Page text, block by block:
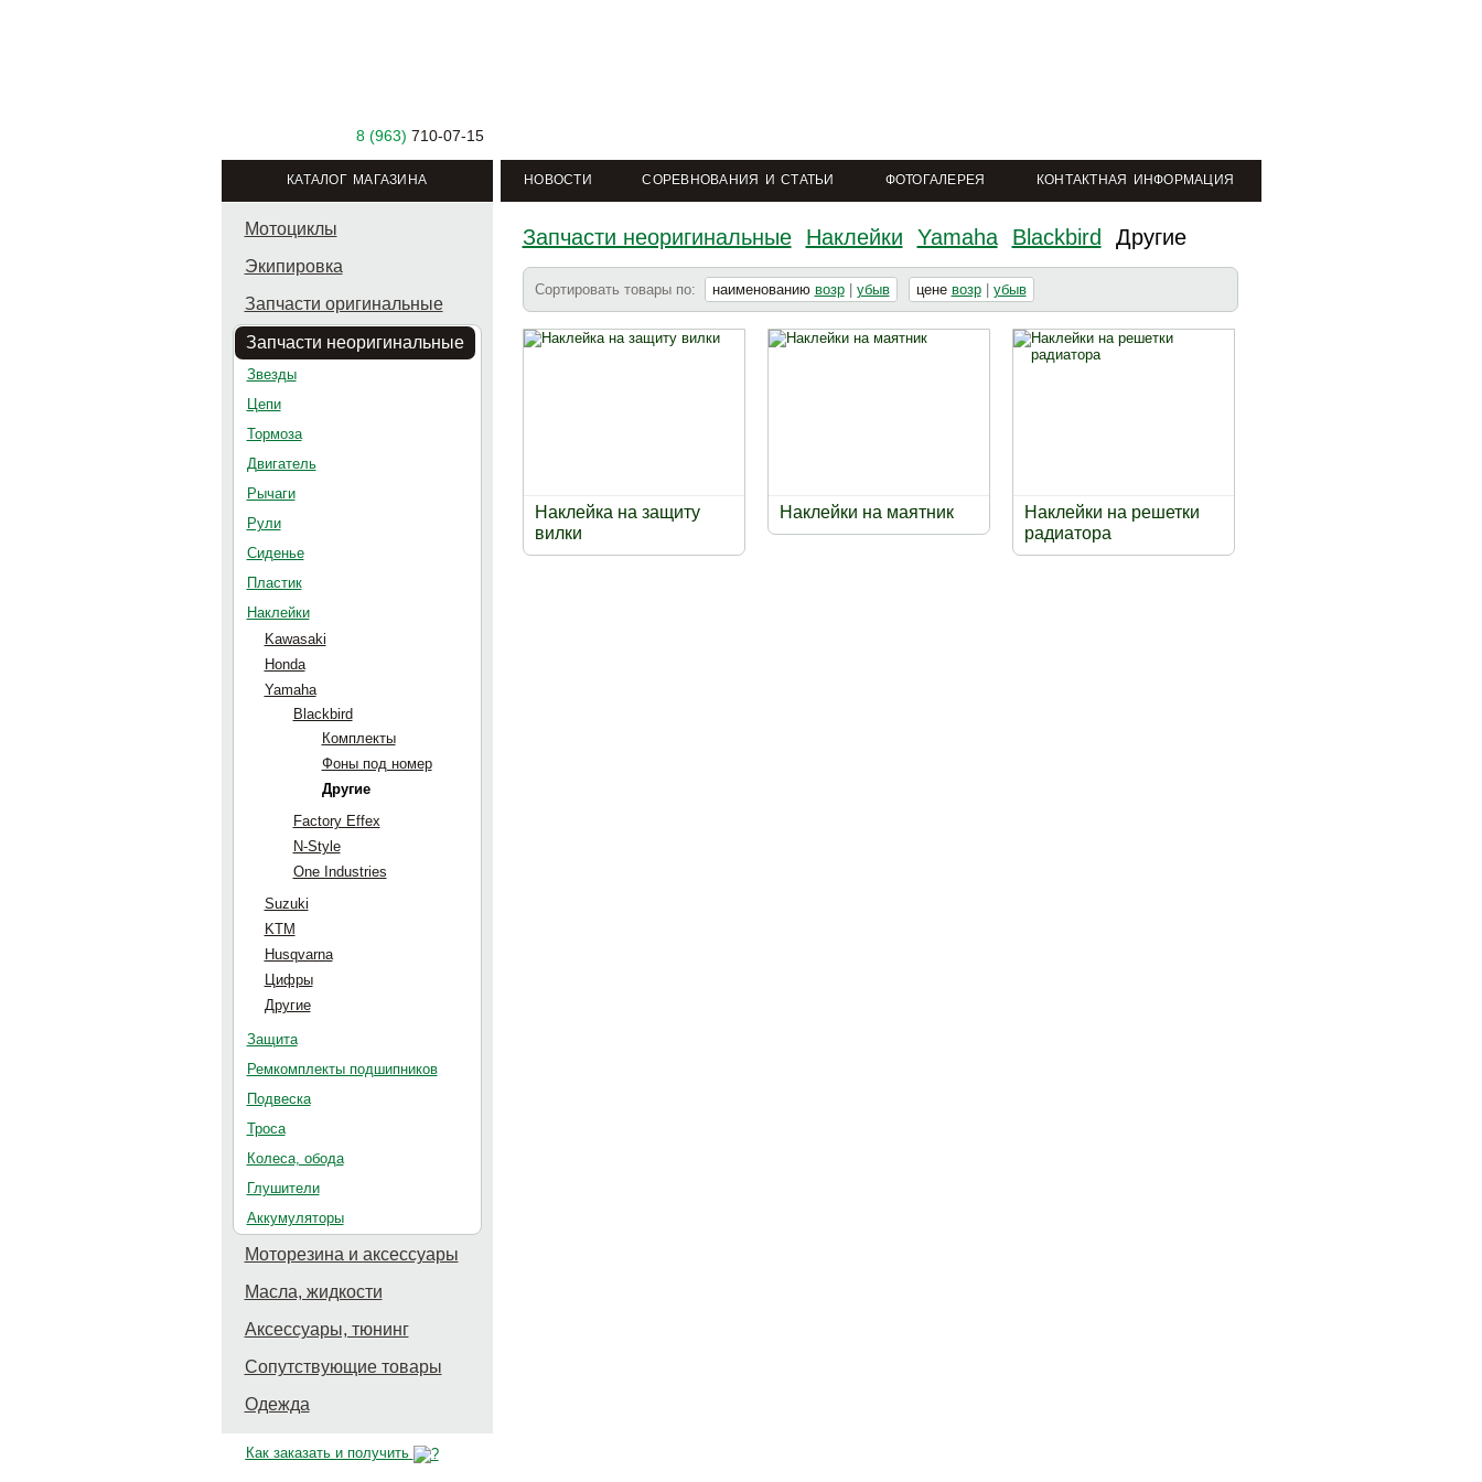
8 (963) 710-07-15
КАТАЛОГ МАГАЗИНА НОВОСТИ СОРЕВНОВАНИЯ И СТАТЬИ ФОТОГАЛЕРЕЯ КОНТАКТНАЯ ИНФОРМАЦИЯ
Мотоциклы
Экипировка
Запчасти оригинальные
Запчасти неоригинальные
Звезды
Цепи
Тормоза
Двигатель
Рычаги
Рули
Сиденье
Пластик
Наклейки
Kawasaki
Honda
Yamaha
Blackbird
Комплекты
Фоны под номер
Другие
Factory Effex
N-Style
One Industries
Suzuki
KTM
Husqvarna
Цифры
Другие
Защита
Ремкомплекты подшипников
Подвеска
Троса
Колеса, обода
Глушители
Аккумуляторы
Моторезина и аксессуары
Масла, жидкости
Аксессуары, тюнинг
Сопутствующие товары
Одежда
Как заказать и получить
Запчасти неоригинальные Наклейки Yamaha Blackbird Другие
Сортировать товары по: наименованию возр убыв цене возр убыв
Наклейка на защиту
вилки
Наклейки на маятник
Наклейки на решетки
радиатора